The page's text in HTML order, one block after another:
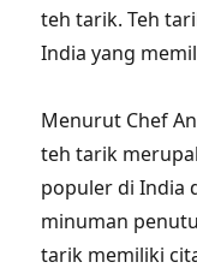
teh tarik. Teh
India yang
Menurut Chef
teh tarik
populer di India
minuman
tarik memiliki